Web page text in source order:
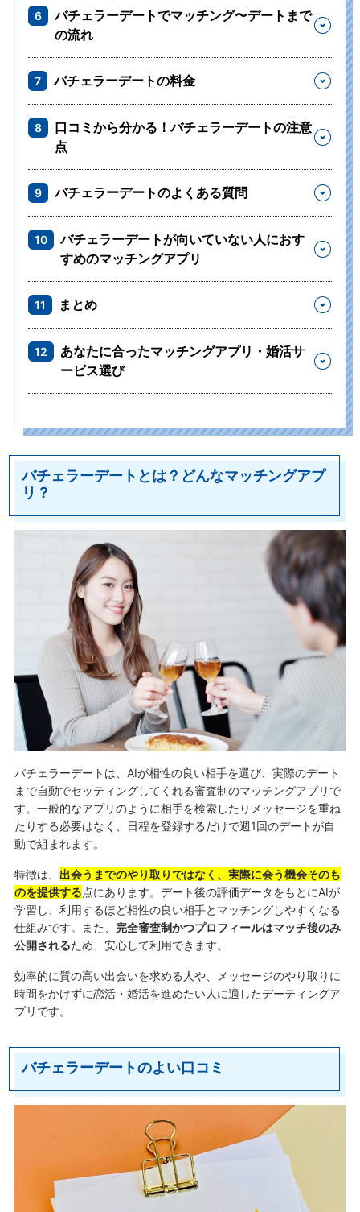
6
バチェラーデートでマッチング〜デートまで
の流れ
7 バチェラーデートの料金
8
口コミから分かる！バチェラーデートの注意
点
9 バチェラーデートのよくある質問
10
バチェラーデートが向いていない人におす
すめのマッチングアプリ
11 まとめ
12
あなたに合ったマッチングアプリ・婚活サ
ービス選び
バチェラーデートとは？どんなマッチングアプ
リ？
バチェラーデートは、AIが相性の良い相手を選び、実際のデート
まで自動でセッティングしてくれる審査制のマッチングアプリで
す。一般的なアプリのように相手を検索したりメッセージを重ね
たりする必要はなく、日程を登録するだけで週1回のデートが自
動で組まれます。
特徴は、 出会うまでのやり取りではなく、実際に会う機会そのも
のを提供する点にあります。デート後の評価データをもとにAIが
学習し、利用するほど相性の良い相手とマッチングしやすくなる
仕組みです。また、 完全審査制かつプロフィールはマッチ後のみ
公開されるため、安心して利用できます。
効率的に質の高い出会いを求める人や、メッセージのやり取りに
時間をかけずに恋活・婚活を進めたい人に適したデーティングア
プリです。
バチェラーデートのよい口コミ